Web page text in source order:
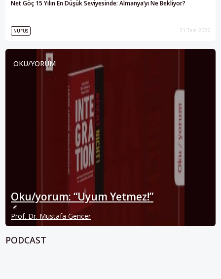
Net Göç 15 Yılın En Düşük Seviyesinde: Almanya’yı Ne Bekliyor?
NÜFUS 31 Tem 2026
OKU/YORUM
Oku/yorum: “Uyum Yetmez!”
Prof. Dr. Mustafa Gencer
PODCAST